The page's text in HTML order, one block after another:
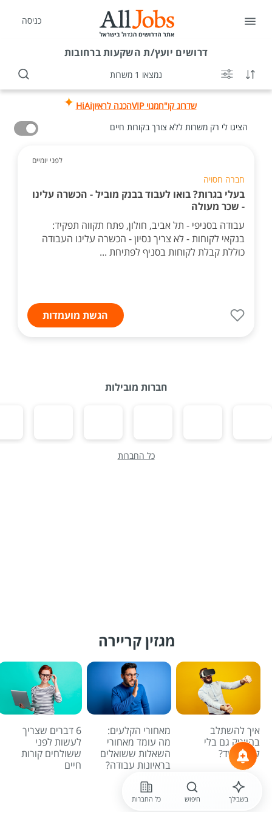
כניסה
דרושים יועץ/ת השקעות ברחובות
נמצאו 1 משרות
שדרוג קו"חמנוי VIP הכנה לראיוןHiAi
הציגו לי רק משרות ללא צורך בקורות חיים
לפני יומיים
חברה חסויה
בעלי בגרות? בואו לעבוד בבנק מוביל - הכשרה עלינו
- שכר מעולה
עבודה בסניפי - תל אביב, חולון, פתח תקווה תפקיד:
בנקאי לקוחות - לא צריך נסיון - הכשרה עלינו העבודה
כוללת קבלת לקוחות בסניף לפתיחת ...
הגשת מועמדות
חברות מובילות
כל החברות
מגזין קריירה
איך להשתלב
בהייטק גם בלי
לדעת קוד?
מאחורי הקלעים:
מה עומד מאחורי
השאלות ששואלים
בראיונות עבודה?
6 דברים שצריך
לעשות לפני
ששולחים קורות
חיים
לכל הכתבות
בשבילך חיפוש כל החברות